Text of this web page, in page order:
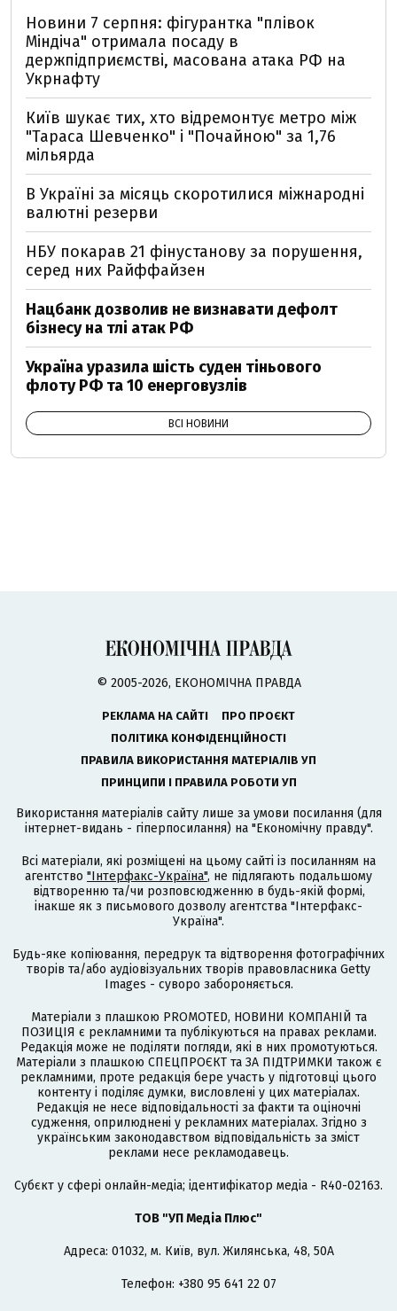
Новини 7 серпня: фігурантка "плівок
Міндіча" отримала посаду в
держпідприємстві, масована атака РФ на
Укрнафту
Київ шукає тих, хто відремонтує метро між
"Тараса Шевченко" і "Почайною" за 1,76
мільярда
В Україні за місяць скоротилися міжнародні
валютні резерви
НБУ покарав 21 фінустанову за порушення,
серед них Райффайзен
Нацбанк дозволив не визнавати дефолт
бізнесу на тлі атак РФ
Україна уразила шість суден тіньового
флоту РФ та 10 енерговузлів
ВСІ НОВИНИ
© 2005-2026, ЕКОНОМІЧНА ПРАВДА
РЕКЛАМА НА САЙТІ
ПРО ПРОЄКТ
ПОЛІТИКА КОНФІДЕНЦІЙНОСТІ
ПРАВИЛА ВИКОРИСТАННЯ МАТЕРІАЛІВ УП
ПРИНЦИПИ І ПРАВИЛА РОБОТИ УП
Використання матеріалів сайту лише за умови посилання (для
інтернет-видань - гіперпосилання) на "Економічну правду".
Всі матеріали, які розміщені на цьому сайті із посиланням на
агентство "Інтерфакс-Україна", не підлягають подальшому
відтворенню та/чи розповсюдженню в будь-якій формі,
інакше як з письмового дозволу агентства "Інтерфакс-
Україна".
Будь-яке копіювання, передрук та відтворення фотографічних
творів та/або аудіовізуальних творів правовласника Getty
Images - суворо забороняється.
Матеріали з плашкою PROMOTED, НОВИНИ КОМПАНІЙ та
ПОЗИЦІЯ є рекламними та публікуються на правах реклами.
Редакція може не поділяти погляди, які в них промотуються.
Матеріали з плашкою СПЕЦПРОЄКТ та ЗА ПІДТРИМКИ також є
рекламними, проте редакція бере участь у підготовці цього
контенту і поділяє думки, висловлені у цих матеріалах.
Редакція не несе відповідальності за факти та оціночні
судження, оприлюднені у рекламних матеріалах. Згідно з
українським законодавством відповідальність за зміст
реклами несе рекламодавець.
Cубєкт у сфері онлайн-медіа; ідентифікатор медіа - R40-02163.
ТОВ "УП Медіа Плюс"
Адреса: 01032, м. Київ, вул. Жилянська, 48, 50А
Телефон: +380 95 641 22 07